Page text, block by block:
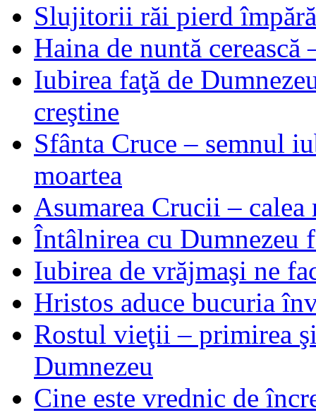
Slujitorii răi pierd
Haina de nuntă
Iubirea faţă de
creştine
Sfânta Cruce – semnul
moartea
Asumarea Crucii –
Întâlnirea cu Dumnezeu
Iubirea de vrăjmaşi ne
Hristos aduce bucuria
Rostul vieţii – primirea
Dumnezeu
Cine este vrednic de